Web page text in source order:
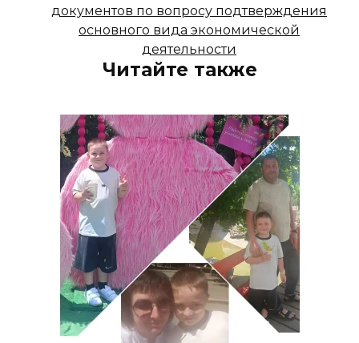
документов по вопросу подтверждения
основного вида экономической
деятельности
Читайте также